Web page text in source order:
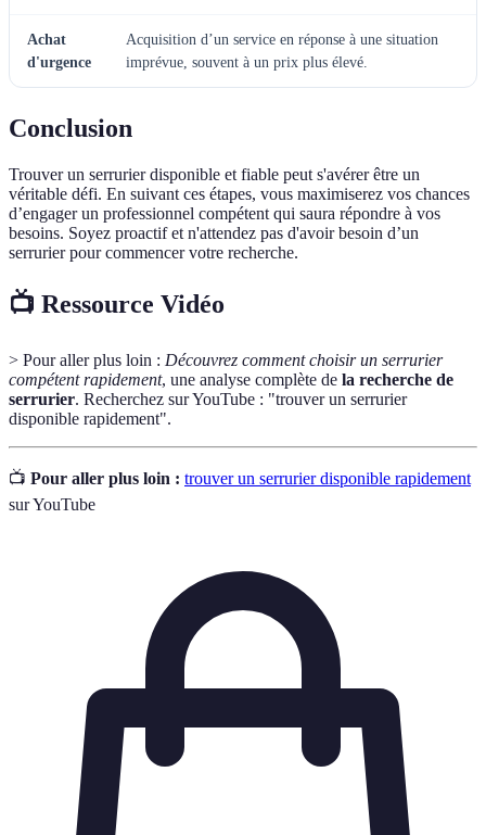
Achat
d'urgence
Acquisition d’un service en réponse à une situation
imprévue, souvent à un prix plus élevé.
Conclusion
Trouver un serrurier disponible et fiable peut s'avérer être un
véritable défi. En suivant ces étapes, vous maximiserez vos chances
d’engager un professionnel compétent qui saura répondre à vos
besoins. Soyez proactif et n'attendez pas d'avoir besoin d’un
serrurier pour commencer votre recherche.
📺 Ressource Vidéo
> Pour aller plus loin : Découvrez comment choisir un serrurier
compétent rapidement, une analyse complète de la recherche de
serrurier. Recherchez sur YouTube : "trouver un serrurier
disponible rapidement".
📺 Pour aller plus loin : trouver un serrurier disponible rapidement
sur YouTube